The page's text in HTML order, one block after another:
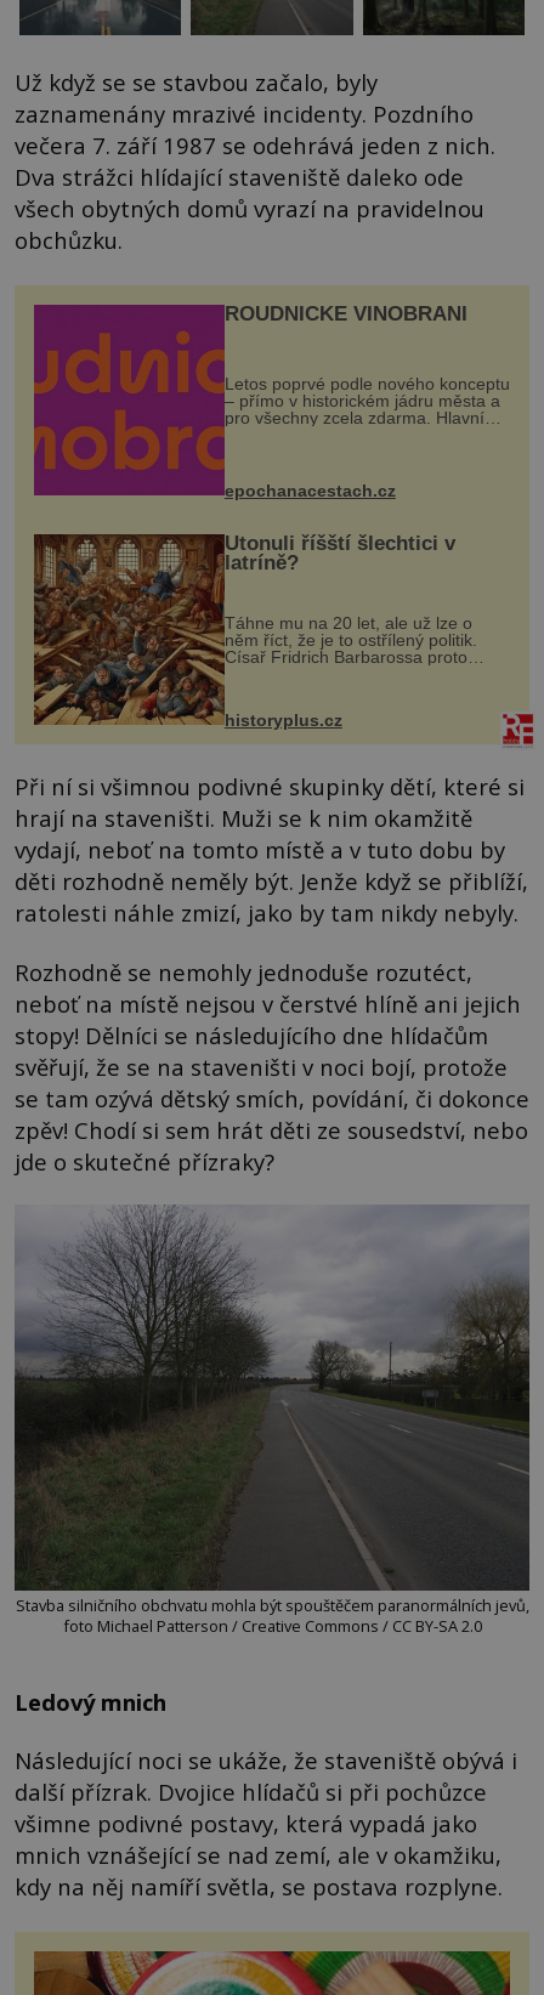
Už když se se stavbou začalo, byly
zaznamenány mrazivé incidenty. Pozdního
večera 7. září 1987 se odehrává jeden z nich.
Dva strážci hlídající staveniště daleko ode
všech obytných domů vyrazí na pravidelnou
obchůzku.
ROUDNICKÉ VINOBRANÍ
Letos poprvé podle nového konceptu
– přímo v historickém jádru města a
pro všechny zcela zdarma. Hlavní
program se odehraje na Karlově a
mohou těšit na víno, burčák, pes...
epochanacestach.cz
Utonuli říšští šlechtici v
latríně?
Táhne mu na 20 let, ale už lze o
něm říct, že je to ostřílený politik.
Císař Fridrich Barbarossa proto
posílá svého syna a dědice Jindřicha
VI. do Erfurtu, aby se stal
prostředníkem při řešení sporu m...
historyplus.cz
Při ní si všimnou podivné skupinky dětí, které si
hrají na staveništi. Muži se k nim okamžitě
vydají, neboť na tomto místě a v tuto dobu by
děti rozhodně neměly být. Jenže když se přiblíží,
ratolesti náhle zmizí, jako by tam nikdy nebyly.
Rozhodně se nemohly jednoduše rozutéct,
neboť na místě nejsou v čerstvé hlíně ani jejich
stopy! Dělníci se následujícího dne hlídačům
svěřují, že se na staveništi v noci bojí, protože
se tam ozývá dětský smích, povídání, či dokonce
zpěv! Chodí si sem hrát děti ze sousedství, nebo
jde o skutečné přízraky?
Stavba silničního obchvatu mohla být spouštěčem paranormálních jevů,
foto Michael Patterson / Creative Commons / CC BY-SA 2.0
Ledový mnich
Následující noci se ukáže, že staveniště obývá i
další přízrak. Dvojice hlídačů si při pochůzce
všimne podivné postavy, která vypadá jako
mnich vznášející se nad zemí, ale v okamžiku,
kdy na něj namíří světla, se postava rozplyne.